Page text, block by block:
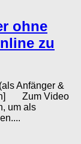
ohne
zu
Anfänger &
Zum Video
um als